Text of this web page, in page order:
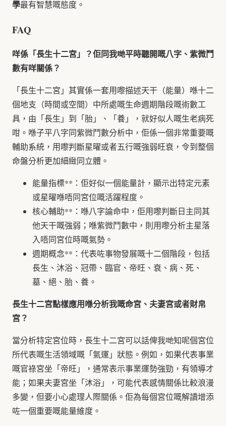
學最有智慧嘅態度。
FAQ
咩係「長生十二宮」？佢同我哋平時聽開嘅八字、紫微鬥
數有咩關係？
「長生十二宮」其實係一套用嚟描述天干（能量）喺十二
個地支（時間或空間）中所處嘅生命週期階段嘅術數工
具，由「長生」到「胎」、「養」，就好似人嘅生老病死
咁。喺子平八字同紫微鬥數分析中，佢係一個非常重要嘅
輔助系統，用嚟判斷星曜或者五行嘅強弱旺衰，令到整個
命盤分析更加細緻同立體。
能量指標**：佢好似一個能量計，顯示出特定元素
或星曜喺唔同宮位嘅活躍程度。
核心輔助**：喺八字論命中，佢用嚟判斷日主同其
他天干嘅強弱；喺紫微鬥數中，則用嚟分析主星落
入唔同宮位時嘅氣勢。
週期概念**：代表咗事物發展嘅十二個階段，包括
長生、沐浴、冠帶、臨官、帝旺、衰、病、死、
墓、絕、胎、養。
長生十二宮點樣應用喺分析我嘅命宮、夫妻宮或者財帛
宮？
當分析特定宮位時，長生十二宮可以話俾我哋知呢個宮位
所代表嘅生活領域嘅「氣運」狀態。例如，如果代表事業
嘅官祿宮坐「帝旺」，通常表示事業運勢強勁，有領導才
能；如果夫妻宮坐「沐浴」，可能代表感情關係比較浪漫
多變，但要小心處理人際關係。佢為每個宮位嘅解讀增添
咗一個重要嘅能量維度。